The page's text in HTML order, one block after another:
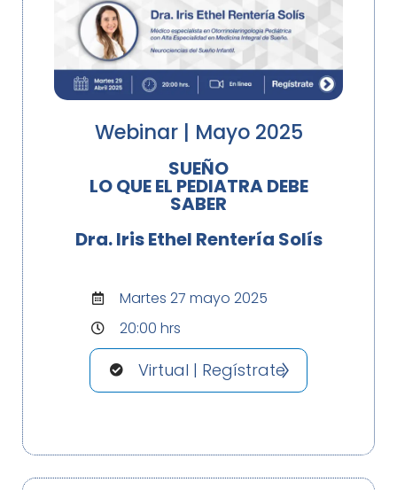
Webinar | Mayo 2025
SUEÑO
LO QUE EL PEDIATRA DEBE
SABER
Dra. Iris Ethel Rentería Solís
Martes 27 mayo 2025
20:00 hrs
Virtual | Regístrate